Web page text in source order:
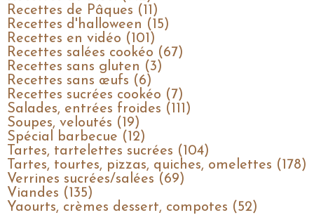
Recettes de Pâques (11)
Recettes d'halloween (15)
Recettes en vidéo (101)
Recettes salées cookéo (67)
Recettes sans gluten (3)
Recettes sans œufs (6)
Recettes sucrées cookéo (7)
Salades, entrées froides (111)
Soupes, veloutés (19)
Spécial barbecue (12)
Tartes, tartelettes sucrées (104)
Tartes, tourtes, pizzas, quiches, omelettes (178)
Verrines sucrées/salées (69)
Viandes (135)
Yaourts, crèmes dessert, compotes (52)